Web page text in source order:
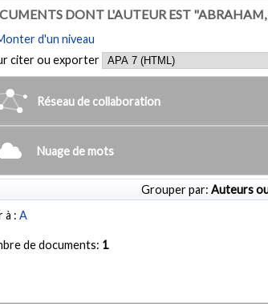
DONT L'AUTEUR EST "ABRAHAM,
d'un niveau
citer ou exporter
Réseau de collaboration
Nuage de mots
Grouper par: Auteurs
à :A
de documents: 1